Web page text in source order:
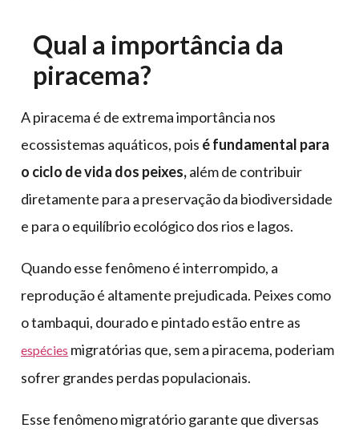
Qual a importância da
piracema?
A piracema é de extrema importância nos
ecossistemas aquáticos, pois é fundamental para
o ciclo de vida dos peixes,além de contribuir
diretamente para a preservação da biodiversidade
e para o equilíbrio ecológico dos rios e lagos.
Quando esse fenômeno é interrompido, a
reprodução é altamente prejudicada. Peixes como
o tambaqui, dourado e pintado estão entre as
espécies migratórias que, sem a piracema, poderiam
sofrer grandes perdas populacionais.
Esse fenômeno migratório garante que diversas